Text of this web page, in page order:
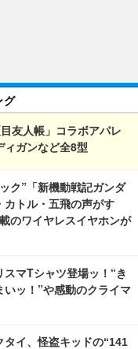
グ
友人帳」コラボアパレ
ィガンなど全8型
ク”「新機動戦記ガンダ
カトル・五飛の声がす
のワイヤレスイヤホンが
スマTシャツ登場ッ！“き
いッ！”や感動のクライマ
タイ、怪盗キッドの“141